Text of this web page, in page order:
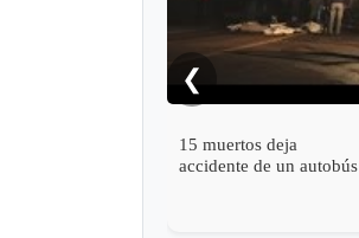
❮
15 muertos deja
accidente de un autobús